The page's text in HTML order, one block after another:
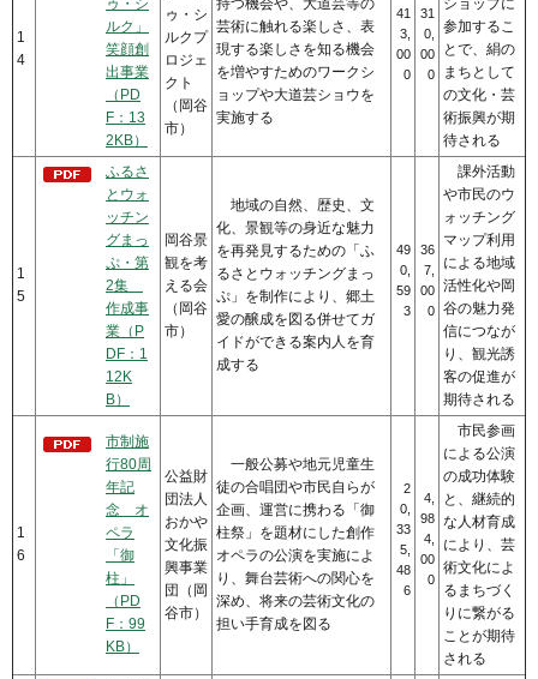
1
4
ルク」
笑顔創
出事業
（PD
F：13
2KB）
ゥ・シ
ルクプ
ロジェ
クト
（岡谷
市）
芸術に触れる楽しさ、表
現する楽しさを知る機会
を増やすためのワークシ
ョップや大道芸ショウを
実施する
41
3,
00
0
31
0,
00
0
参加するこ
とで、絹の
まちとして
の文化・芸
術振興が期
待される
1
5
ふるさ
とウォ
ッチン
グまっ
ぷ・第
2集
作成事
業（P
DF：1
12K
B）
岡谷景
観を考
える会
（岡谷
市）
地域の自然、歴史、文
化、景観等の身近な魅力
を再発見するための「ふ
るさとウォッチングまっ
ぷ」を制作により、郷土
愛の醸成を図る併せてガ
イドができる案内人を育
成する
49
0,
59
3
36
7,
00
0
課外活動
や市民のウ
ォッチング
マップ利用
による地域
活性化や岡
谷の魅力発
信につなが
り、観光誘
客の促進が
期待される
1
6
市制施
行80周
年記
念 オ
ペラ
「御
柱」
（PD
F：99
KB）
公益財
団法人
おかや
文化振
興事業
団（岡
谷市）
一般公募や地元児童生
徒の合唱団や市民自らが
企画、運営に携わる「御
柱祭」を題材にした創作
オペラの公演を実施によ
り、舞台芸術への関心を
深め、将来の芸術文化の
担い手育成を図る
2
0,
33
5,
48
6
4,
98
4,
00
0
市民参画
による公演
の成功体験
と、継続的
な人材育成
により、芸
術文化によ
るまちづく
りに繋がる
ことが期待
される